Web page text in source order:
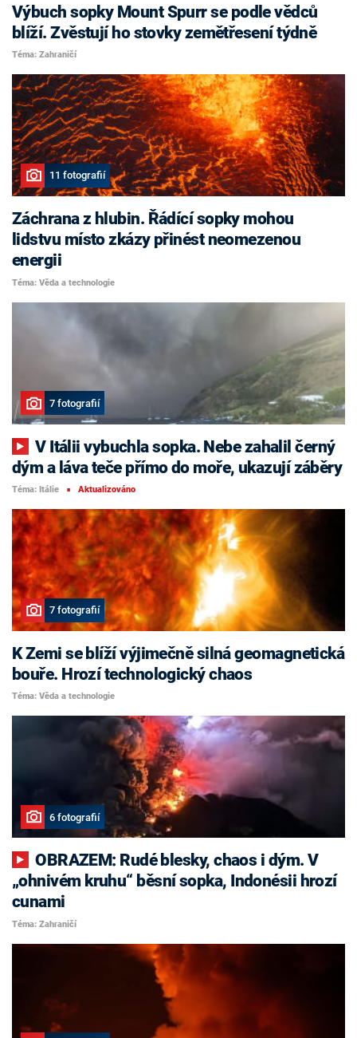
Výbuch sopky Mount Spurr se podle vědců
blíží. Zvěstují ho stovky zemětřesení týdně
Téma: Zahraničí
11 fotografií
Záchrana z hlubin. Řádící sopky mohou
lidstvu místo zkázy přinést neomezenou
energii
Téma: Věda a technologie
7 fotografií
V Itálii vybuchla sopka. Nebe zahalil černý
dým a láva teče přímo do moře, ukazují záběry
Téma: Itálie ■ Aktualizováno
7 fotografií
K Zemi se blíží výjimečně silná geomagnetická
bouře. Hrozí technologický chaos
Téma: Věda a technologie
6 fotografií
OBRAZEM: Rudé blesky, chaos i dým. V
„ohnivém kruhu“ běsní sopka, Indonésii hrozí
cunami
Téma: Zahraničí